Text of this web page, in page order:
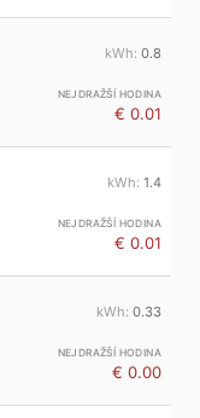
0.8
€ 0.01
1.4
€ 0.01
0.33
€ 0.00